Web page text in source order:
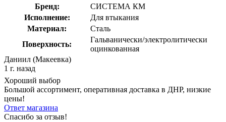
Бренд:
СИСТЕМА КМ
Исполнение:
Для втыкания
Материал:
Сталь
Поверхность:
Гальванически/электролитически
оцинкованная
Даниил (Макеевка)
1 г. назад
Хороший выбор
Большой ассортимент, оперативная доставка в ДНР, низкие
цены!
Ответ магазина
Спасибо за отзыв!